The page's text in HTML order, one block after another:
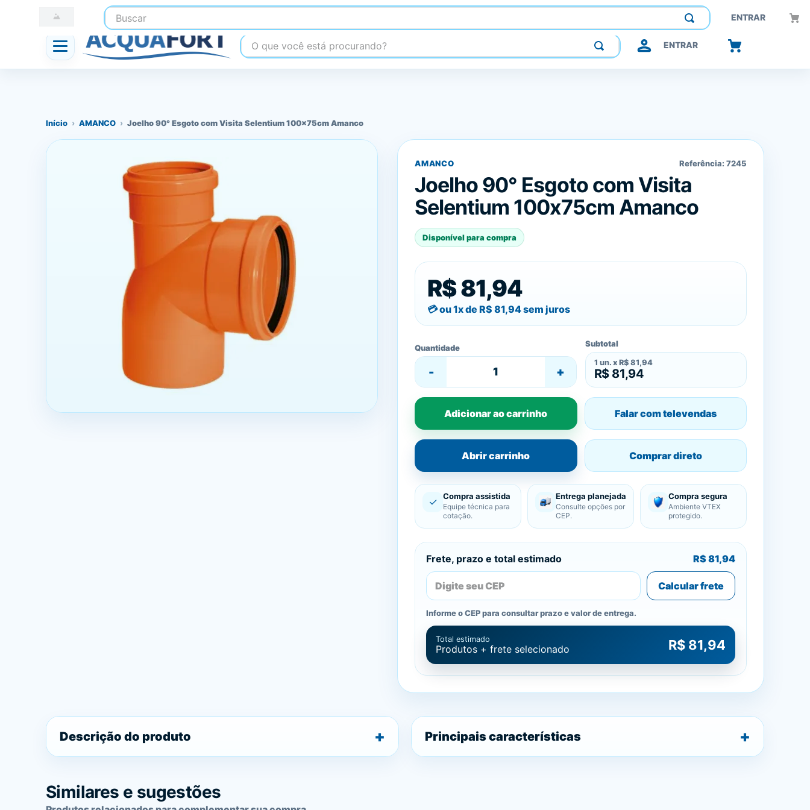
Buscar ENTRAR
☎ (41) 3247-1199 Construindo confiança, inovando o futuro.
O que você está procurando? ENTRAR
Início › AMANCO › Joelho 90° Esgoto com Visita Selentium 100x75cm Amanco
AMANCO Referência: 7245
Joelho 90° Esgoto com Visita
Selentium 100x75cm Amanco
Disponível para compra
R$ 81,94
ou 1x de R$ 81,94sem juros
Quantidade
- +
Subtotal
1 un. x R$ 81,94
R$ 81,94
Adicionar ao carrinho Falar com televendas
Abrir carrinho Comprar direto
✓ Compra assistida
Equipe técnica para
cotação.
Entrega planejada
Consulte opções por
CEP.
Compra segura
Ambiente VTEX
protegido.
Frete, prazo e total estimado R$ 81,94
Calcular frete
Informe o CEP para consultar prazo e valor de entrega.
Total estimado
Produtos + frete selecionado R$ 81,94
Descrição do produto Principais características
Similares e sugestões